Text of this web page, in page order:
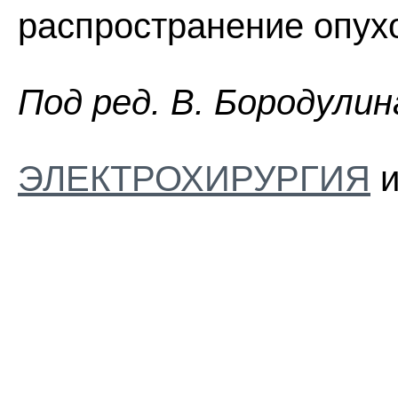
распространение
Пoд peд. B.
ЭЛЕКТРОХИРУРГИЯ